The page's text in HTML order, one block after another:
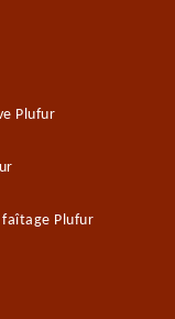
Plufur
Plufur